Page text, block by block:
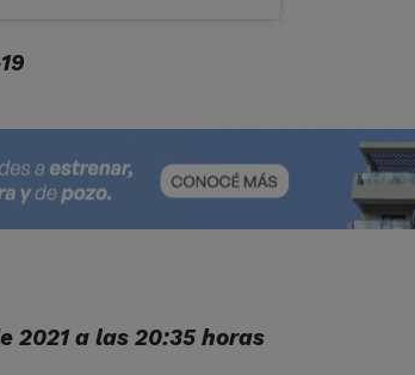
2021 a las 20:35 horas